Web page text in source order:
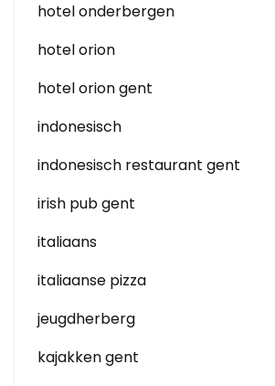
hotel onderbergen
hotel orion
hotel orion gent
indonesisch
indonesisch restaurant gent
irish pub gent
italiaans
italiaanse pizza
jeugdherberg
kajakken gent